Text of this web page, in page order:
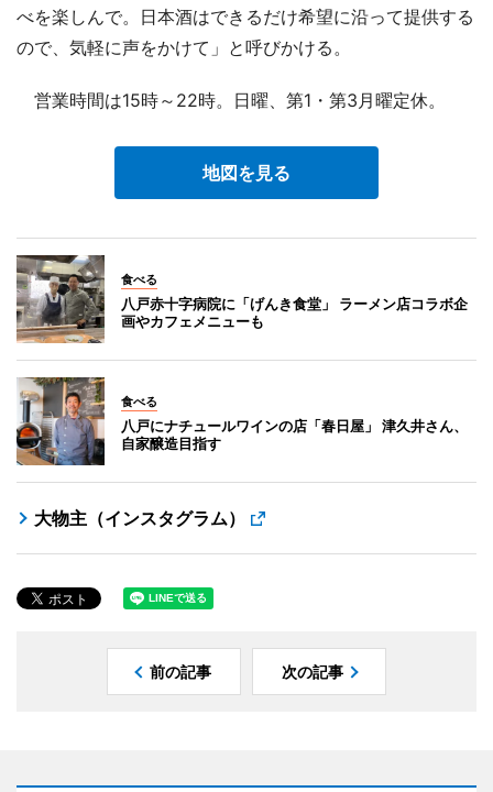
べを楽しんで。日本酒はできるだけ希望に沿って提供する
ので、気軽に声をかけて」と呼びかける。
営業時間は15時～22時。日曜、第1・第3月曜定休。
地図を見る
食べる
八戸赤十字病院に「げんき食堂」 ラーメン店コラボ企
画やカフェメニューも
食べる
八戸にナチュールワインの店「春日屋」 津久井さん、
自家醸造目指す
大物主（インスタグラム）
前の記事 次の記事